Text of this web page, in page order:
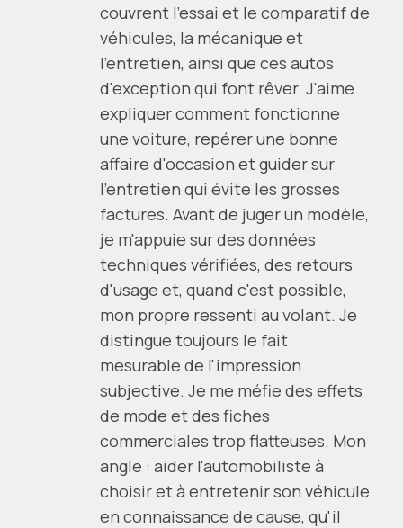
couvrent l'essai et le comparatif de
véhicules, la mécanique et
l'entretien, ainsi que ces autos
d'exception qui font rêver. J'aime
expliquer comment fonctionne
une voiture, repérer une bonne
affaire d'occasion et guider sur
l'entretien qui évite les grosses
factures. Avant de juger un modèle,
je m'appuie sur des données
techniques vérifiées, des retours
d'usage et, quand c'est possible,
mon propre ressenti au volant. Je
distingue toujours le fait
mesurable de l'impression
subjective. Je me méfie des effets
de mode et des fiches
commerciales trop flatteuses. Mon
angle : aider l'automobiliste à
choisir et à entretenir son véhicule
en connaissance de cause, qu'il